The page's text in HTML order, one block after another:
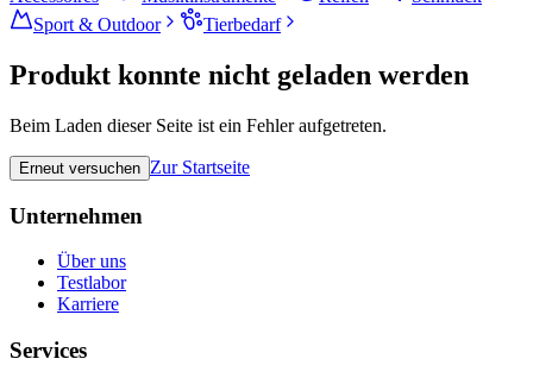
Sport & Outdoor
Tierbedarf
Produkt konnte nicht geladen werden
Beim Laden dieser Seite ist ein Fehler aufgetreten.
Erneut versuchen Zur Startseite
Unternehmen
Über uns
Testlabor
Karriere
Services